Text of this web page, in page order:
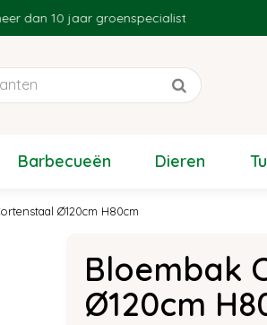
Ø120cm H80cm
10 jaar groenspecialist
Barbecueën Dieren
Bloembak
Ø120cm